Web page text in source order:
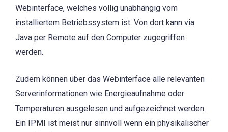
Webinterface, welches völlig unabhängig vom
installiertem Betriebssystem ist. Von dort kann via
Java per Remote auf den Computer zugegriffen
werden.
Zudem können über das Webinterface alle relevanten
Serverinformationen wie Energieaufnahme oder
Temperaturen ausgelesen und aufgezeichnet werden.
Ein IPMI ist meist nur sinnvoll wenn ein physikalischer